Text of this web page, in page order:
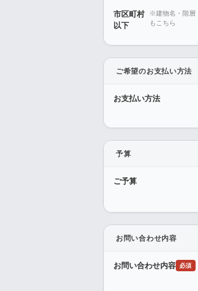
市区町村
以下
※建物名・階層
もこちら
ご希望のお支払い方法
お支払い方法
予算
ご予算
お問い合わせ内容
お問い合わせ内容 必須